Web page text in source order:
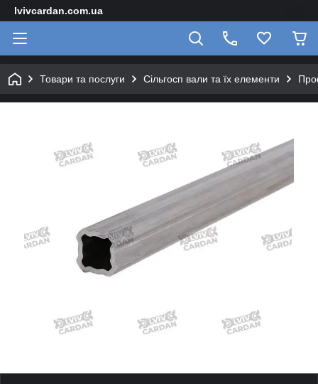
lvivcardan.com.ua
Товари та послуги Сільгосп вали та їх елементи